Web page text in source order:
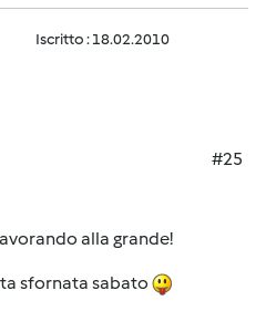
Iscritto : 18.02.2010
#25
alla grande!
sfornata sabato